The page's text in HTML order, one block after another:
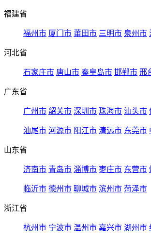
福建省
福州市 厦门市 莆田市 三明市 泉州市
河北省
石家庄市 唐山市 秦皇岛市 邯郸市 邢
广东省
广州市 韶关市 深圳市 珠海市 汕头市
汕尾市 河源市 阳江市 清远市 东莞市
山东省
济南市 青岛市 淄博市 枣庄市 东营市
临沂市 德州市 聊城市 滨州市 菏泽市
浙江省
杭州市 宁波市 温州市 嘉兴市 湖州市